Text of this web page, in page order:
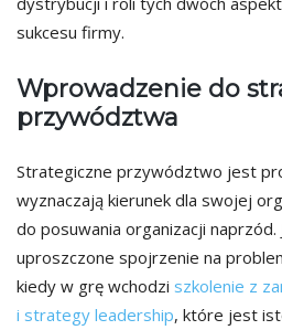
sukcesu firmy.
Wprowadzenie do
przywództwa
Strategiczne przywództwo jest
wyznaczają kierunek dla swojej
do posuwania organizacji
uproszczone spojrzenie na
kiedy w grę wchodzi szkolenie z
i strategy leadership, które jest